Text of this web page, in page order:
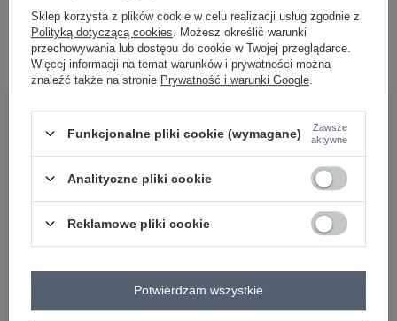
rozpinany z wiskozą
Zaloguj się i zobacz cenę
FACTORYPRICE
Płatności i koszty dostawy
Sklep korzysta z plików cookie w celu realizacji usług zgodnie z
Polityką dotyczącą cookies . Możesz określić warunki
przechowywania lub dostępu do cookie w Twojej przeglądarce.
Więcej informacji na temat warunków i prywatności można
znaleźć także na stronie Prywatność i warunki Google
Funkcjonalne pliki cookie (wymagane)
Zawsze
aktywne
Analityczne pliki cookie
Reklamowe pliki cookie
Potwierdzam wszystkie